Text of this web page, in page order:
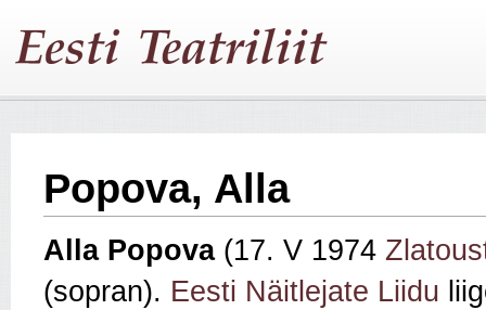
Popova, Alla
Alla Popova (17. V 1974
(sopran). Eesti Näitlejate Liidu